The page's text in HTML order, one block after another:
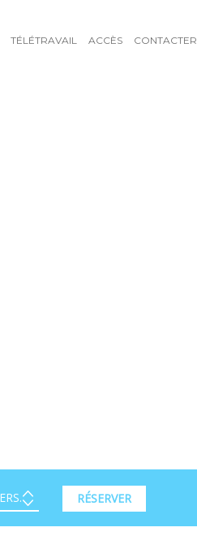
TÉLÉTRAVAIL ACCÈS CONTACTER
RÉSERVER